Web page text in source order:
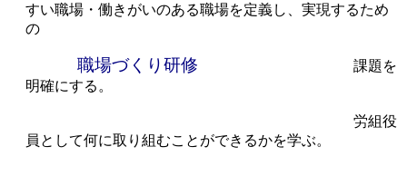
すい職場・働きがいのある職場を定義し、実現するため
の
職場づくり研修
課題を
明確にする。
労組役
員として何に取り組むことができるかを学ぶ。